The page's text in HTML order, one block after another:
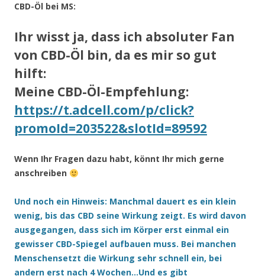
CBD-Öl bei MS:
Ihr wisst ja, dass ich absoluter Fan
von CBD-Öl bin, da es mir so gut
hilft:
Meine CBD-Öl-Empfehlung:
https://t.adcell.com/p/click?
promoId=203522&slotId=89592
Wenn Ihr Fragen dazu habt, könnt Ihr mich gerne
anschreiben
Und noch ein Hinweis: Manchmal dauert es ein klein
wenig, bis das CBD seine Wirkung zeigt. Es wird davon
ausgegangen, dass sich im Körper erst einmal ein
gewisser CBD-Spiegel aufbauen muss. Bei manchen
Menschensetzt die Wirkung sehr schnell ein, bei
andern erst nach 4 Wochen…Und es gibt